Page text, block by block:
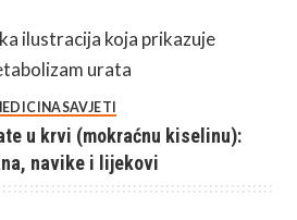
SAVJETI
u krvi (mokraćnu kiselinu):
navike i lijekovi